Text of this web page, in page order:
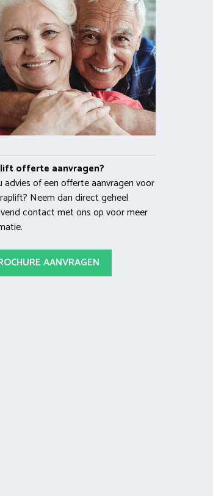
offerte aanvragen?
advies of een offerte aanvragen voor
Neem dan direct geheel
contact met ons op voor meer
AANVRAGEN